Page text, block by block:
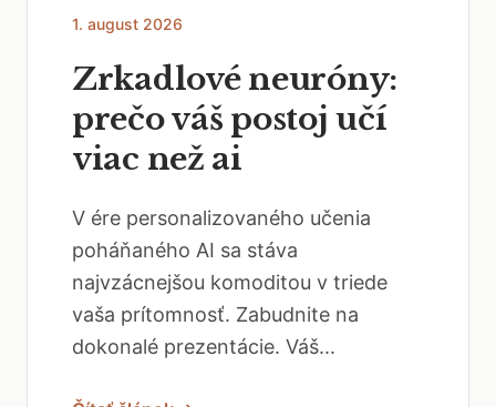
1. august 2026
Zrkadlové neuróny:
prečo váš postoj učí
viac než ai
V ére personalizovaného učenia
poháňaného AI sa stáva
najvzácnejšou komoditou v triede
vaša prítomnosť. Zabudnite na
dokonalé prezentácie. Váš...